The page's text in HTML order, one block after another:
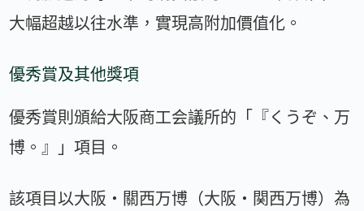
大幅超越以往水準，實現高附加價值化。
優秀賞及其他獎項
優秀賞則頒給大阪商工会議所的「『くうぞ、万
博。』」項目。
該項目以大阪・關西万博（大阪・関西万博）為